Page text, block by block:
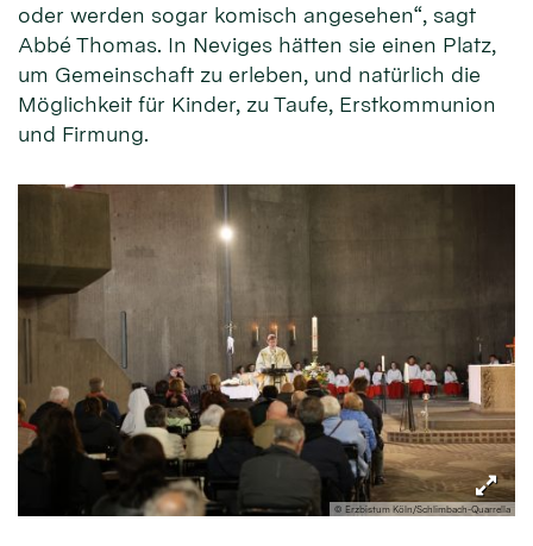
oder werden sogar komisch angesehen“, sagt
Abbé Thomas. In Neviges hätten sie einen Platz,
um Gemeinschaft zu erleben, und natürlich die
Möglichkeit für Kinder, zu Taufe, Erstkommunion
und Firmung.
© Erzbistum Köln/Schlimbach-Quarrella